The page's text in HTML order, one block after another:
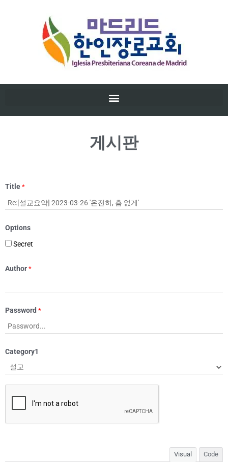
게시판
Title *
Options
Secret
Author *
Password *
Category1
Visual Code